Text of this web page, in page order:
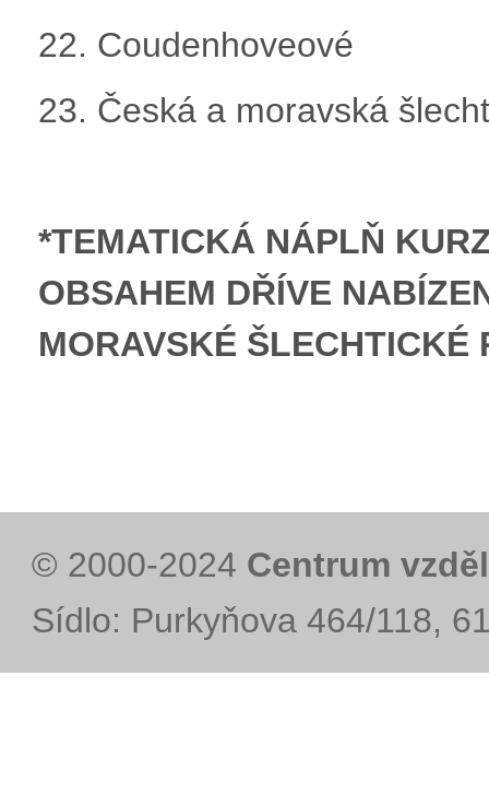
22. Coudenhoveové
23. Česká a moravská
*TEMATICKÁ NÁPLŇ
OBSAHEM DŘÍVE
MORAVSKÉ ŠLECHTICKÉ
© 2000-2024 Centrum
Sídlo: Purkyňova 464/118,